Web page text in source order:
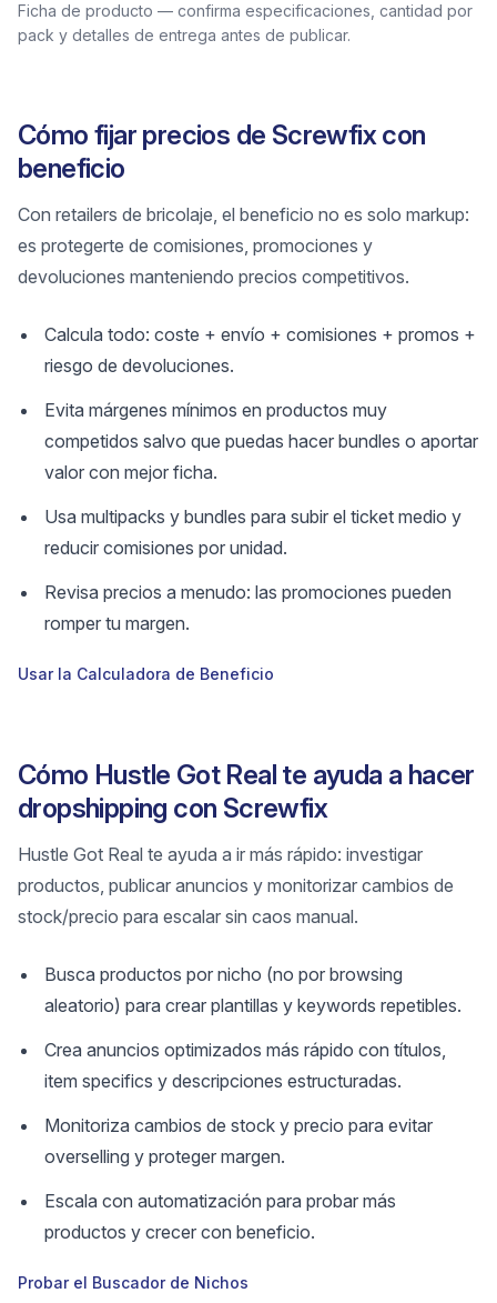
Ficha de producto — confirma especificaciones, cantidad por
pack y detalles de entrega antes de publicar.
Cómo fijar precios de Screwfix con
beneficio
Con retailers de bricolaje, el beneficio no es solo markup:
es protegerte de comisiones, promociones y
devoluciones manteniendo precios competitivos.
Calcula todo: coste + envío + comisiones + promos +
riesgo de devoluciones.
Evita márgenes mínimos en productos muy
competidos salvo que puedas hacer bundles o aportar
valor con mejor ficha.
Usa multipacks y bundles para subir el ticket medio y
reducir comisiones por unidad.
Revisa precios a menudo: las promociones pueden
romper tu margen.
Usar la Calculadora de Beneficio
Cómo Hustle Got Real te ayuda a hacer
dropshipping con Screwfix
Hustle Got Real te ayuda a ir más rápido: investigar
productos, publicar anuncios y monitorizar cambios de
stock/precio para escalar sin caos manual.
Busca productos por nicho (no por browsing
aleatorio) para crear plantillas y keywords repetibles.
Crea anuncios optimizados más rápido con títulos,
item specifics y descripciones estructuradas.
Monitoriza cambios de stock y precio para evitar
overselling y proteger margen.
Escala con automatización para probar más
productos y crecer con beneficio.
Probar el Buscador de Nichos